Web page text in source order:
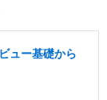
ュー基礎から